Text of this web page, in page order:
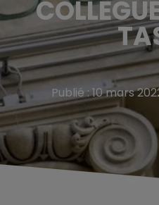
Publié : 10 mars